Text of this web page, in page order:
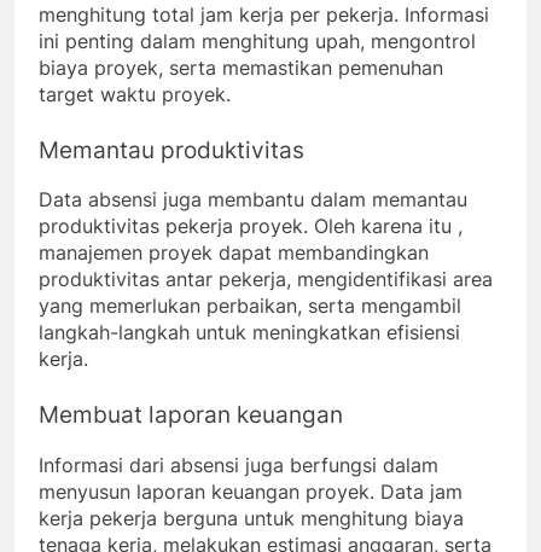
menghitung total jam kerja per pekerja. Informasi
ini penting dalam menghitung upah, mengontrol
biaya proyek, serta memastikan pemenuhan
target waktu proyek.
Memantau produktivitas
Data absensi juga membantu dalam memantau
produktivitas pekerja proyek. Oleh karena itu ,
manajemen proyek dapat membandingkan
produktivitas antar pekerja, mengidentifikasi area
yang memerlukan perbaikan, serta mengambil
langkah-langkah untuk meningkatkan efisiensi
kerja.
Membuat laporan keuangan
Informasi dari absensi juga berfungsi dalam
menyusun laporan keuangan proyek. Data jam
kerja pekerja berguna untuk menghitung biaya
tenaga kerja, melakukan estimasi anggaran, serta